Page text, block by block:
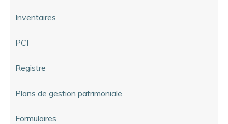
Inventaires
PCI
Registre
Plans de gestion patrimoniale
Formulaires